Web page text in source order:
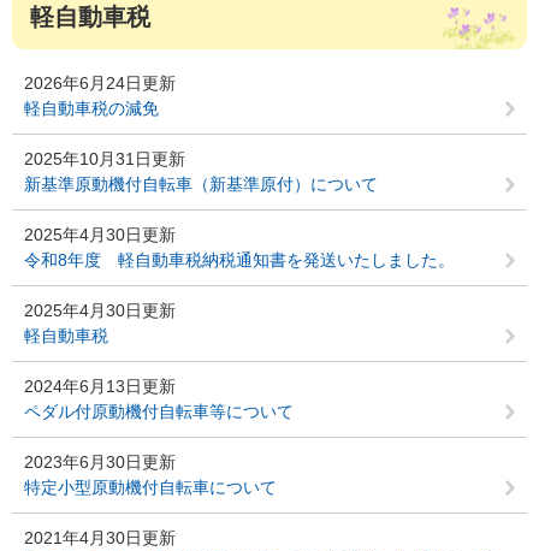
軽自動車税
2026年6月24日更新
軽自動車税の減免
2025年10月31日更新
新基準原動機付自転車（新基準原付）について
2025年4月30日更新
令和8年度 軽自動車税納税通知書を発送いたしました。
2025年4月30日更新
軽自動車税
2024年6月13日更新
ペダル付原動機付自転車等について
2023年6月30日更新
特定小型原動機付自転車について
2021年4月30日更新